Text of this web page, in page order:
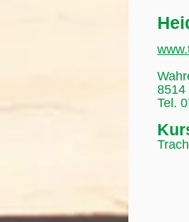
8514
Tel.